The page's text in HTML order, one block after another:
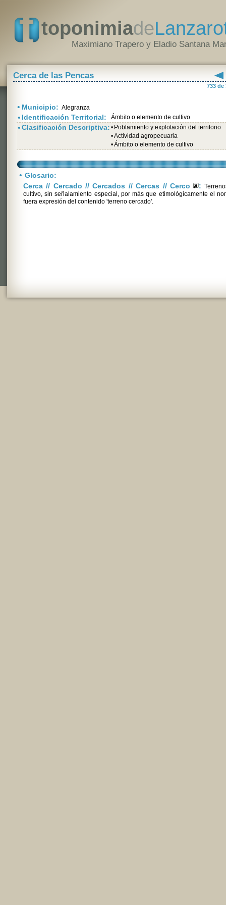
toponimiade
Maximiano Trapero y Eladio Santana
Cerca de las Pencas
733 de
• Municipio: Alegranza
• Identificación Territorial: Ámbito o elemento de cultivo
•Clasificación Descriptiva: • Poblamiento y explotación del territorio
•Actividad agropecuaria
•Ámbito o elemento de cultivo
• Glosario:
Cerca // Cercado // Cercados // Cercas // Cerco
:
cultivo, sin señalamiento especial, por más que etimológicamente el
fuera expresión del contenido 'terreno cercado'.